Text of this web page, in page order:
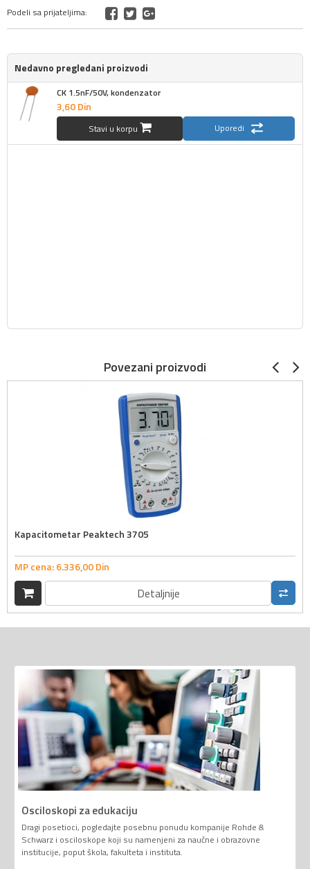
Podeli sa prijateljima:
Nedavno pregledani proizvodi
CK 1.5nF/50V, kondenzator
3,60Din
Stavi u korpu Uporedi
Povezani proizvodi
Kapacitometar Peaktech 3705
MP cena:6.336,00Din
Detaljnije
Osciloskopi za edukaciju
Dragi posetioci, pogledajte posebnu ponudu kompanije Rohde &
Schwarz i osciloskope koji su namenjeni za naučne i obrazovne
institucije, poput škola, fakulteta i instituta.